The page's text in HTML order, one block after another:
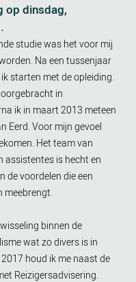
op dinsdag,
studie was het voor mij
Na een tussenjaar
starten met de opleiding.
in
ik in maart 2013 meteen
Eerd. Voor mijn gevoel
Het team van
assistentes is hecht en
de voordelen die een
meebrengt.
binnen de
wat zo divers is in
houd ik me naast de
Reizigersadvisering.